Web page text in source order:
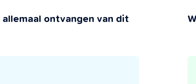
ontvangen van dit